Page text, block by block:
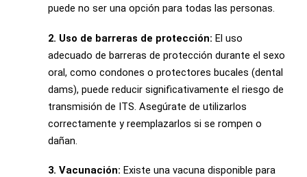
puede no ser una opción para todas las personas.
2. Uso de barreras de protección: El uso
adecuado de barreras de protección durante el sexo
oral, como condones o protectores bucales (dental
dams), puede reducir significativamente el riesgo de
transmisión de ITS. Asegúrate de utilizarlos
correctamente y reemplazarlos si se rompen o
dañan.
3. Vacunación: Existe una vacuna disponible para